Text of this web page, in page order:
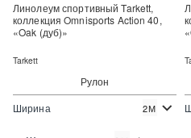
Рулон
Цена:
Линолеум спортивный Tarkett,
коллекция Omnisports Action 40,
«Oak (дуб)»
Tarkett
Ширина 2М